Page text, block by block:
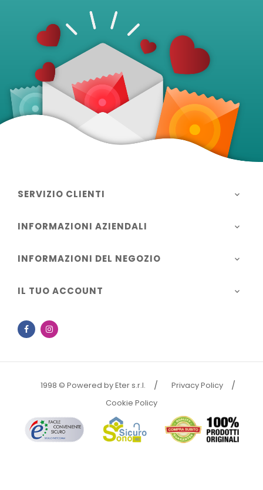
SERVIZIO CLIENTI 
INFORMAZIONI AZIENDALI 
INFORMAZIONI DEL NEGOZIO 
IL TUO ACCOUNT 
Facebook
1998 © Powered by Eter s.r.l.
Privacy Policy
Cookie Policy